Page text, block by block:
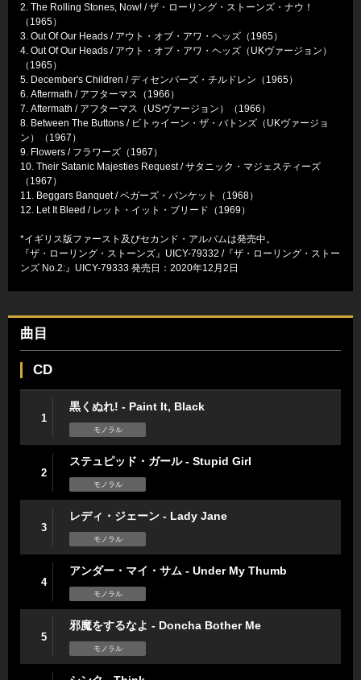
2. The Rolling Stones, Now! / ザ・ローリング・ストーンズ・ナウ！
（1965）
3. Out Of Our Heads / アウト・オブ・アワ・ヘッズ（1965）
4. Out Of Our Heads / アウト・オブ・アワ・ヘッズ（UKヴァージョン）
（1965）
5. December's Children / ディセンバーズ・チルドレン（1965）
6. Aftermath / アフターマス（1966）
7. Aftermath / アフターマス（USヴァージョン）（1966）
8. Between The Buttons / ビトゥイーン・ザ・バトンズ（UKヴァージョ
ン）（1967）
9. Flowers / フラワーズ（1967）
10. Their Satanic Majesties Request / サタニック・マジェスティーズ
（1967）
11. Beggars Banquet / ベガーズ・バンケット（1968）
12. Let It Bleed / レット・イット・ブリード（1969）
*イギリス版ファースト及びセカンド・アルバムは発売中。
『ザ・ローリング・ストーンズ』UICY-79332 /『ザ・ローリング・ストー
ンズ No.2:』UICY-79333 発売日：2020年12月2日
曲目
CD
1
黒くぬれ! - Paint It, Black
モノラル
2
ステュピッド・ガール - Stupid Girl
モノラル
3
レディ・ジェーン - Lady Jane
モノラル
4
アンダー・マイ・サム - Under My Thumb
モノラル
5
邪魔をするなよ - Doncha Bother Me
モノラル